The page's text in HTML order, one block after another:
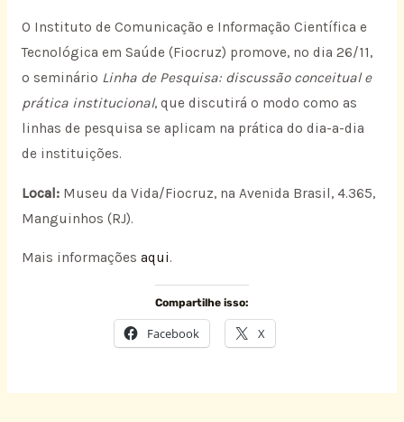
O Instituto de Comunicação e Informação Científica e
Tecnológica em Saúde (Fiocruz) promove, no dia 26/11,
o seminário Linha de Pesquisa: discussão conceitual e
prática institucional, que discutirá o modo como as
linhas de pesquisa se aplicam na prática do dia-a-dia
de instituições.
Local:Museu da Vida/Fiocruz, na Avenida Brasil, 4.365,
Manguinhos (RJ).
Mais informações aqui.
Compartilhe isso:
Facebook X